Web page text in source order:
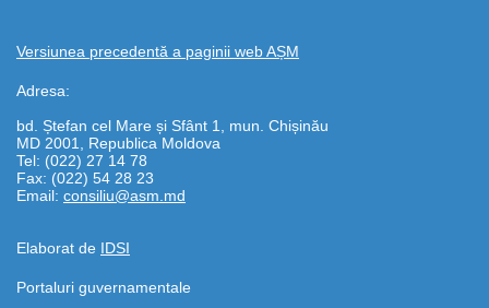
Versiunea precedentă a paginii web AȘM
Adresa:
bd. Ștefan cel Mare și Sfânt 1, mun. Chișinău
MD 2001, Republica Moldova
Tel: (022) 27 14 78
Fax: (022) 54 28 23
Email: consiliu@asm.md
Elaborat de IDSI
Portaluri guvernamentale